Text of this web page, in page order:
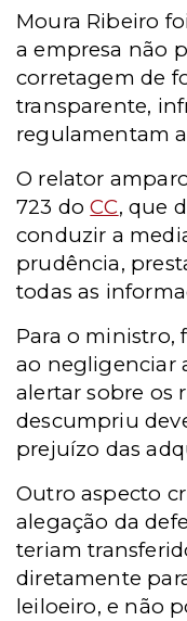
Moura Ribeiro
a empresa não
corretagem de
transparente,
regulamentam
O relator
723 doCC, que
conduzir a
prudência,
todas as
Para o ministro,
ao negligenciar
alertar sobre os
descumpriu
prejuízo das
Outro aspecto
alegação da
teriam
diretamente
leiloeiro, e não